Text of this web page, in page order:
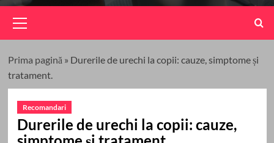
Menu
Prima pagină » Durerile de urechi la copii: cauze, simptome și
tratament.
Recomandari
Durerile de urechi la copii: cauze,